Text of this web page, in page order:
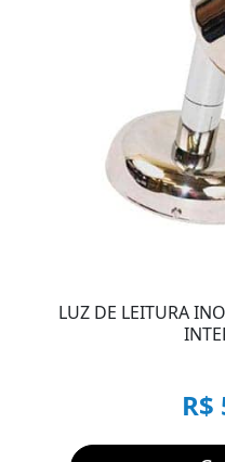
LUZ DE LEITURA
R$